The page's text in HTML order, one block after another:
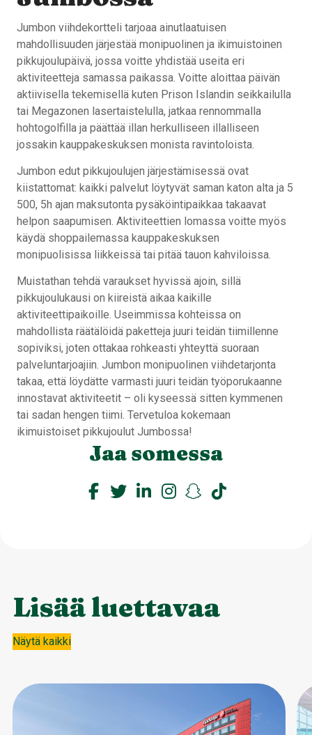
Jumbon viihdekortteli tarjoaa ainutlaatuisen
mahdollisuuden järjestää monipuolinen ja ikimuistoinen
pikkujoulupäivä, jossa voitte yhdistää useita eri
aktiviteetteja samassa paikassa. Voitte aloittaa päivän
aktiivisella tekemisellä kuten Prison Islandin seikkailulla
tai Megazonen lasertaistelulla, jatkaa rennommalla
hohtogolfilla ja päättää illan herkulliseen illalliseen
jossakin kauppakeskuksen monista ravintoloista.
Jumbon edut pikkujoulujen järjestämisessä ovat
kiistattomat: kaikki palvelut löytyvät saman katon alta ja 5
500, 5h ajan maksutonta pysäköintipaikkaa takaavat
helpon saapumisen. Aktiviteettien lomassa voitte myös
käydä shoppailemassa kauppakeskuksen
monipuolisissa liikkeissä tai pitää tauon kahviloissa.
Muistathan tehdä varaukset hyvissä ajoin, sillä
pikkujoulukausi on kiireistä aikaa kaikille
aktiviteettipaikoille. Useimmissa kohteissa on
mahdollista räätälöidä paketteja juuri teidän tiimillenne
sopiviksi, joten ottakaa rohkeasti yhteyttä suoraan
palveluntarjoajiin. Jumbon monipuolinen viihdetarjonta
takaa, että löydätte varmasti juuri teidän työporukaanne
innostavat aktiviteetit – oli kyseessä sitten kymmenen
tai sadan hengen tiimi. Tervetuloa kokemaan
ikimuistoiset pikkujoulut Jumbossa!
Jaa somessa
Lisää luettavaa
Näytä kaikki